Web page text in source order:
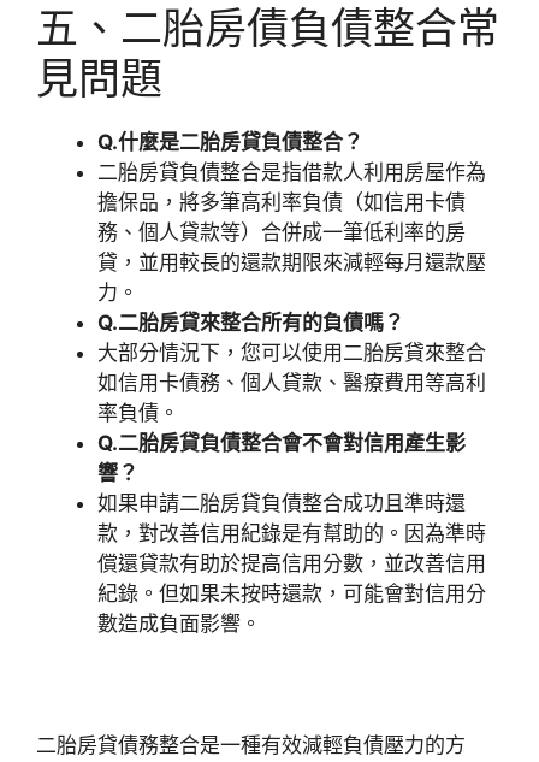
五、二胎房債負債整合常
見問題
Q.什麼是二胎房貸負債整合？
二胎房貸負債整合是指借款人利用房屋作為
擔保品，將多筆高利率負債（如信用卡債
務、個人貸款等）合併成一筆低利率的房
貸，並用較長的還款期限來減輕每月還款壓
力。
Q.二胎房貸來整合所有的負債嗎？
大部分情況下，您可以使用二胎房貸來整合
如信用卡債務、個人貸款、醫療費用等高利
率負債。
Q.二胎房貸負債整合會不會對信用產生影
響？
如果申請二胎房貸負債整合成功且準時還
款，對改善信用紀錄是有幫助的。因為準時
償還貸款有助於提高信用分數，並改善信用
紀錄。但如果未按時還款，可能會對信用分
數造成負面影響。
二胎房貸債務整合是一種有效減輕負債壓力的方